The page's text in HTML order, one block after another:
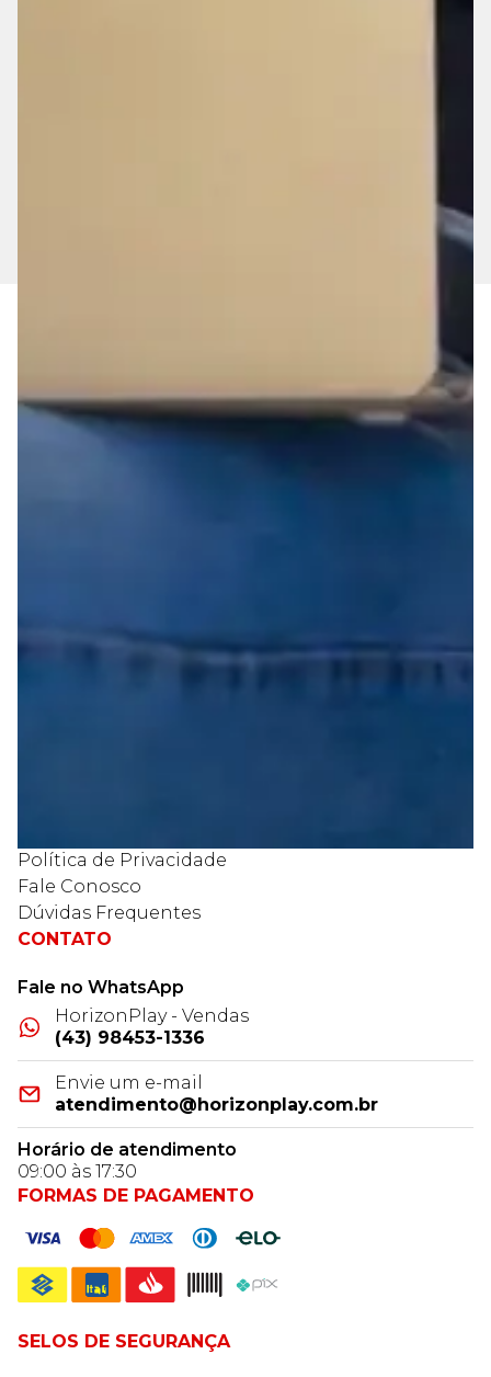
Horizon Play - Atendendo você de ponta a ponta. Somos
uma loja de celulares e eletrônicos localizada em Londrina,
Política de Privacidade
Fale Conosco
Dúvidas Frequentes
CONTATO
Fale no WhatsApp
HorizonPlay - Vendas
(43) 98453-1336
Envie um e-mail
atendimento@horizonplay.com.br
Horário de atendimento
09:00 às 17:30
FORMAS DE PAGAMENTO
SELOS DE SEGURANÇA